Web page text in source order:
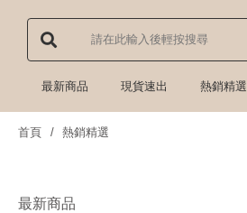
最新商品 現貨速出 熱銷精選
首頁 熱銷精選
最新商品